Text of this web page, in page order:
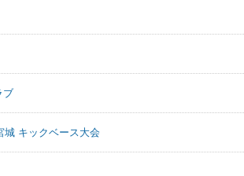
ブ
城 キックベース大会